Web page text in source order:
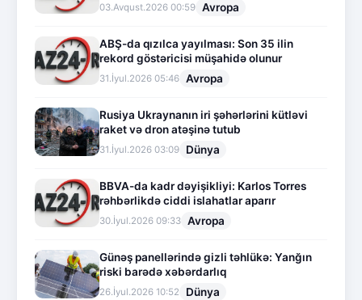
03.Avqust.2026 00:59 Avropa
ABŞ-da qızılca yayılması: Son 35 ilin
rekord göstəricisi müşahidə olunur
31.İyul.2026 05:46 Avropa
Rusiya Ukraynanın iri şəhərlərini kütləvi
raket və dron atəşinə tutub
31.İyul.2026 03:09 Dünya
BBVA-da kadr dəyişikliyi: Karlos Torres
rəhbərlikdə ciddi islahatlar aparır
30.İyul.2026 09:33 Avropa
Günəş panellərində gizli təhlükə: Yanğın
riski barədə xəbərdarlıq
26.İyul.2026 10:52 Dünya